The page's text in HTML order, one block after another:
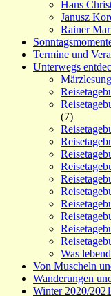
Hans
Janusz
Rainer
Termine und
Unterwegs
(7)
Was
Von Muscheln
Wanderungen
Winter 2020/